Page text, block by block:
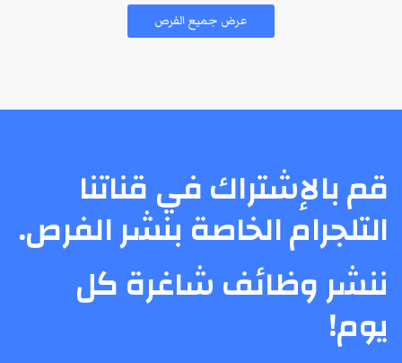
عرض جميع الفرص
قم بالإشتراك في قناتنا
التلجرام الخاصة بنشر الفرص.
ننشر وظائف شاغرة كل
يوم!